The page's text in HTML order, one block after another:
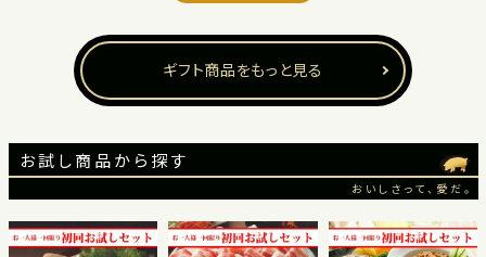
ギフト商品をもっと見る
お試し商品から探す
おいしさって、愛だ。